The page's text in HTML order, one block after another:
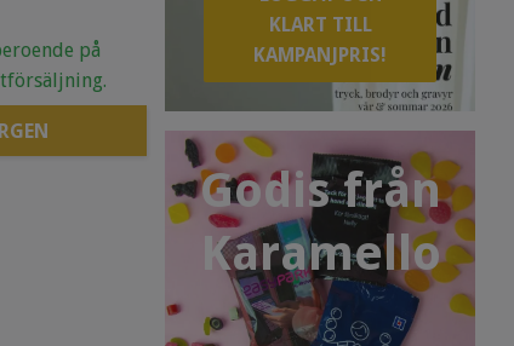
KLART TILL
KAMPANJPRIS!
Godis från
Karamello
på